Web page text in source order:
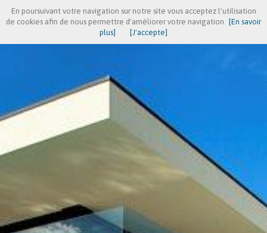
En poursuivant votre navigation sur notre site vous acceptez l'utilisation
de cookies afin de nous permettre d'améliorer votre navigation
[En savoir
plus]
[J'accepte]